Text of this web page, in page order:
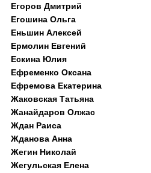
Егоров Дмитрий
Егошина Ольга
Еньшин Алексей
Ермолин Евгений
Ескина Юлия
Ефременко Оксана
Ефремова Екатерина
Жаковская Татьяна
Жанайдаров Олжас
Ждан Раиса
Жданова Анна
Жегин Николай
Жегульская Елена